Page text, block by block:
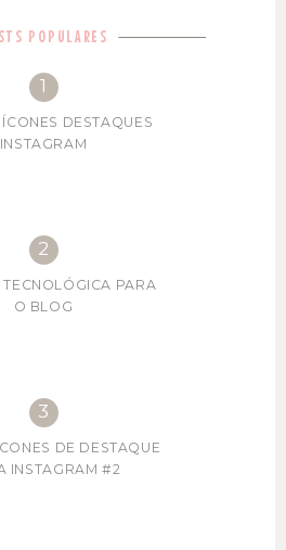
POPULARES
ÍCONES DESTAQUES
INSTAGRAM
TECNOLÓGICA PARA
O BLOG
DE DESTAQUE
INSTAGRAM #2